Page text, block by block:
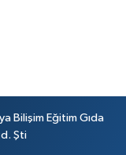
Bilişim Eğitim Gıda
Şti